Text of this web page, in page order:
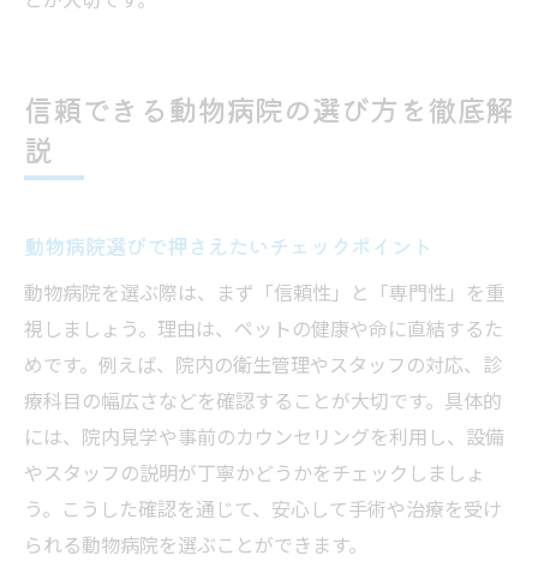
法
信頼できる動物病院の選び方を徹底解
説
動物病院選びで押さえたいチェックポイント
動物病院を選ぶ際は、まず「信頼性」と「専門性」を重
視しましょう。理由は、ペットの健康や命に直結するた
めです。例えば、院内の衛生管理やスタッフの対応、診
療科目の幅広さなどを確認することが大切です。具体的
には、院内見学や事前のカウンセリングを利用し、設備
やスタッフの説明が丁寧かどうかをチェックしましょ
う。こうした確認を通じて、安心して手術や治療を受け
られる動物病院を選ぶことができます。